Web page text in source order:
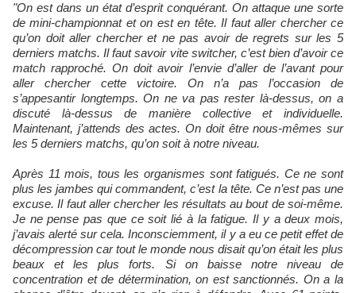
"On est dans un état d’esprit conquérant. On attaque une sorte
de mini-championnat et on est en tête. Il faut aller chercher ce
qu’on doit aller chercher et ne pas avoir de regrets sur les 5
derniers matchs. Il faut savoir vite switcher, c’est bien d’avoir ce
match rapproché. On doit avoir l’envie d’aller de l’avant pour
aller chercher cette victoire. On n’a pas l’occasion de
s’appesantir longtemps. On ne va pas rester là-dessus, on a
discuté là-dessus de manière collective et individuelle.
Maintenant, j’attends des actes. On doit être nous-mêmes sur
les 5 derniers matchs, qu’on soit à notre niveau.
Après 11 mois, tous les organismes sont fatigués. Ce ne sont
plus les jambes qui commandent, c’est la tête. Ce n’est pas une
excuse. Il faut aller chercher les résultats au bout de soi-même.
Je ne pense pas que ce soit lié à la fatigue. Il y a deux mois,
j’avais alerté sur cela. Inconsciemment, il y a eu ce petit effet de
décompression car tout le monde nous disait qu’on était les plus
beaux et les plus forts. Si on baisse notre niveau de
concentration et de détermination, on est sanctionnés. On a la